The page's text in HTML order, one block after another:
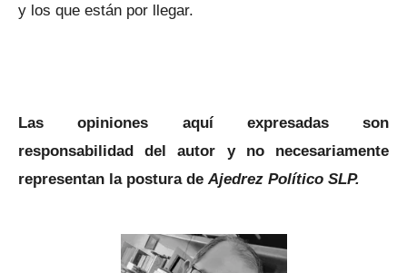
y los que están por llegar.
Las opiniones aquí expresadas son
responsabilidad del autor y no necesariamente
representan la postura deAjedrez Político SLP.